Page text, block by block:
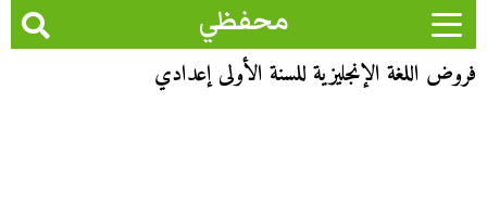
محفظي
فروض اللغة الإنجليزية للسنة الأولى إعدادي